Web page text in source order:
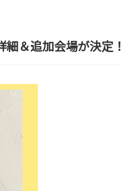
＆追加会場が決定！